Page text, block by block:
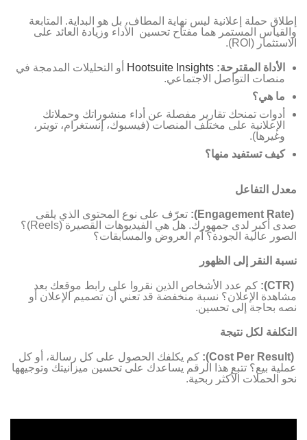
إطلاق حملة إعلانية ليس نهاية المطاف، بل هو البداية. المتابعة
والقياس المستمر هما مفتاح تحسين الأداء وزيادة العائد على
الاستثمار (ROI).
الأداة المقترحة:
Hootsuite Insights
أو التحليلات المدمجة في
منصات التواصل الاجتماعي.
ما هي؟
أدوات تمنحك تقارير مفصلة عن أداء منشوراتك وحملاتك
الإعلانية على مختلف المنصات (فيسبوك، إنستغرام، تويتر،
وغيرها).
كيف تستفيد منها؟
معدل التفاعل
(Engagement Rate):
تعرّف على نوع المحتوى الذي يلقى
صدى أكبر لدى جمهورك. هل هي الفيديوهات القصيرة (Reels)؟
الصور عالية الجودة؟ أم العروض والمسابقات؟
نسبة النقر إلى الظهور
(CTR):
كم عدد الأشخاص الذين نقروا على رابط موقعك بعد
مشاهدة الإعلان؟ نسبة منخفضة قد تعني أن تصميم الإعلان أو
نصه بحاجة إلى تحسين.
التكلفة لكل نتيجة
(Cost Per Result):
كم يكلفك الحصول على كل رسالة، أو كل
عملية بيع؟ تتبع هذا الرقم يساعدك على تحسين ميزانيتك وتوجيهها
نحو الحملات الأكثر ربحية.